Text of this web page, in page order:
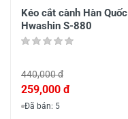
Kéo cắt cành Hàn Quốc
Hwashin S-880
440,000 đ
259,000 đ
Đã bán: 5